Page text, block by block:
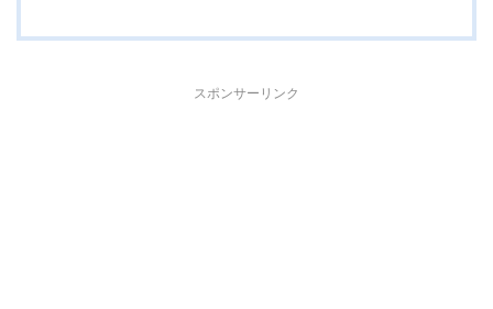
スポンサーリンク